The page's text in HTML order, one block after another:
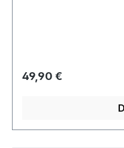
noch einen Teil der
erwerben - die
Freunde die sebbst
wollen. restliches
Regulärer Preis:
49,90 €